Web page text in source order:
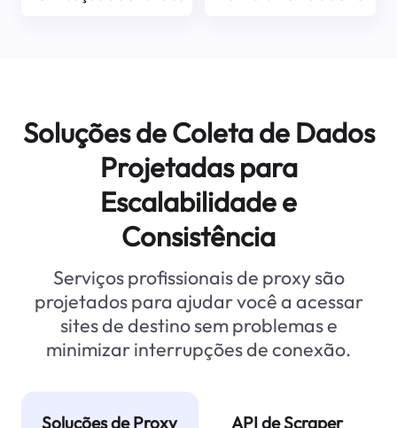
Soluções de Coleta de Dados
Projetadas para
Escalabilidade e
Consistência
Serviços profissionais de proxy são
projetados para ajudar você a acessar
sites de destino sem problemas e
minimizar interrupções de conexão.
Soluções de Proxy API de Scraper